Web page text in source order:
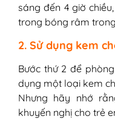
sáng đến 4 giờ
trong bóng râm
2. Sử dụng kem
Bước thứ 2 để
dụng một loại kem
Nhưng hãy nhớ
khuyến nghị cho trẻ